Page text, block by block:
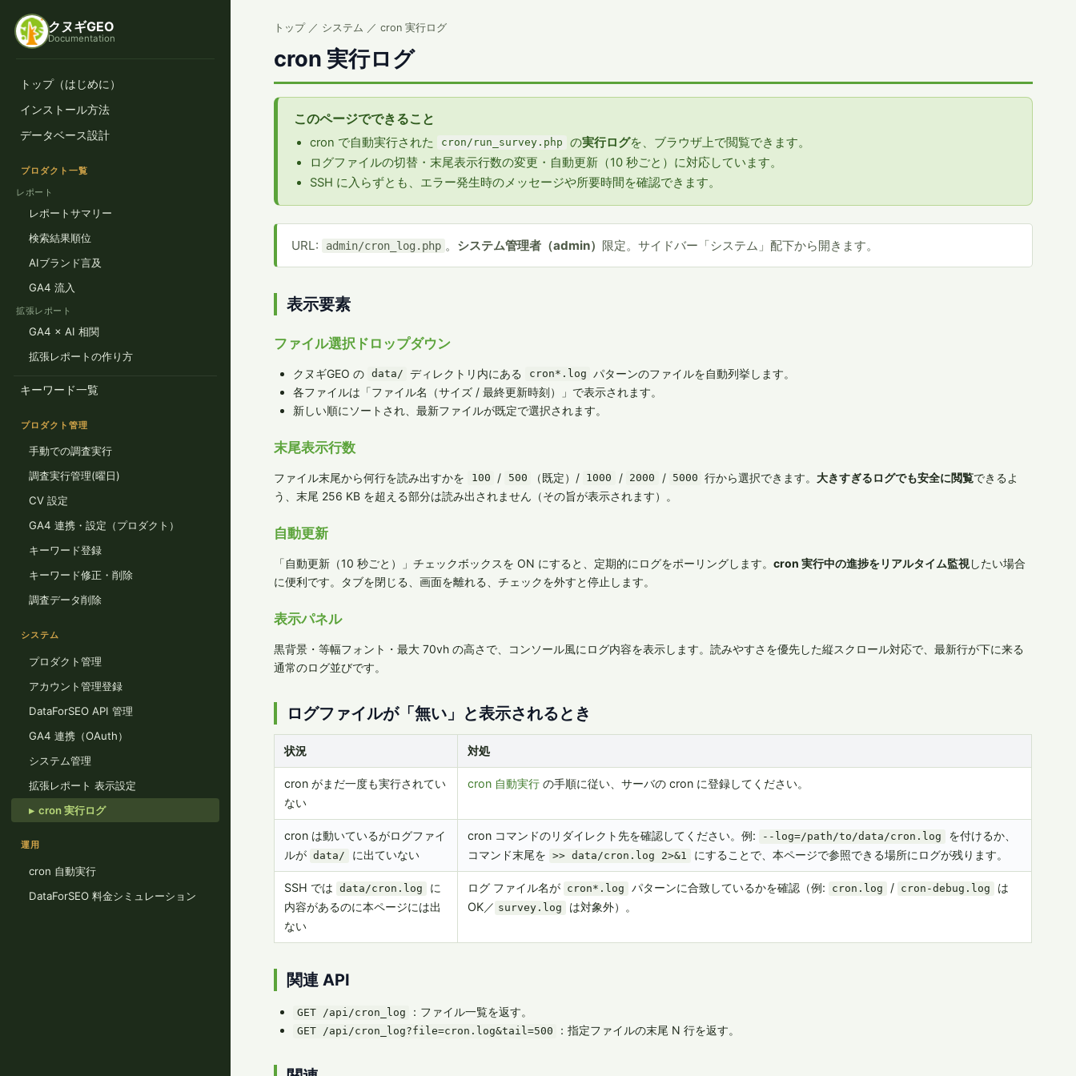
クヌギGEO
Documentation
トップ（はじめに）
インストール方法
データベース設計
プロダクト一覧
レポート
レポートサマリー
検索結果順位
AIブランド言及
GA4 流入
拡張レポート
GA4 × AI 相関
拡張レポートの作り方
キーワード一覧
プロダクト管理
手動での調査実行
調査実行管理(曜日)
CV 設定
GA4 連携・設定（プロダクト）
キーワード登録
キーワード修正・削除
調査データ削除
システム
プロダクト管理
アカウント管理登録
DataForSEO API 管理
GA4 連携（OAuth）
システム管理
拡張レポート 表示設定
cron 実行ログ
運用
cron 自動実行
DataForSEO 料金シミュレーション
トップ／ システム ／ cron 実行ログ
cron 実行ログ
このページでできること
cron で自動実行された cron/run_survey.php の実行ログを、ブラウザ上で閲覧できます。
ログファイルの切替・末尾表示行数の変更・自動更新（10 秒ごと）に対応しています。
SSH に入らずとも、エラー発生時のメッセージや所要時間を確認できます。
URL: admin/cron_log.php 。 システム管理者（admin） 限定。サイドバー「システム」配下から開きます。
表示要素
ファイル選択ドロップダウン
クヌギGEO の data/ ディレクトリ内にある cron*.log パターンのファイルを自動列挙します。
各ファイルは「ファイル名（サイズ / 最終更新時刻）」で表示されます。
新しい順にソートされ、最新ファイルが既定で選択されます。
末尾表示行数
ファイル末尾から何行を読み出すかを 100 / 500 （既定）/ 1000 / 2000 / 5000 行から選択できます。 大きすぎるログでも安全に閲覧できるよ
う、末尾 256 KB を超える部分は読み出されません（その旨が表示されます）。
自動更新
「自動更新（10 秒ごと）」チェックボックスを ON にすると、定期的にログをポーリングします。cron 実行中の進捗をリアルタイム監視したい場合
に便利です。タブを閉じる、画面を離れる、チェックを外すと停止します。
表示パネル
黒背景・等幅フォント・最大 70vh の高さで、コンソール風にログ内容を表示します。読みやすさを優先した縦スクロール対応で、最新行が下に来る
通常のログ並びです。
ログファイルが「無い」と表示されるとき
状況 対処
cron がまだ一度も実行されてい
ない
cron 自動実行の手順に従い、サーバの cron に登録してください。
cron は動いているがログファイ
ルが data/ に出ていない
cron コマンドのリダイレクト先を確認してください。例: --log=/path/to/data/cron.log
を付けるか、
コマンド末尾を
>> data/cron.log 2>&1 にすることで、本ページで参照できる場所にログが残ります。
SSH では data/cron.log
に
内容があるのに本ページには出
ない
ログ ファイル名が cron*.log パターンに合致しているかを確認（例: cron.log / cron-debug.log
は
OK／ survey.log は対象外）。
関連 API
GET /api/cron_log ：ファイル一覧を返す。
GET /api/cron_log?file=cron.log&tail=500 ：指定ファイルの末尾 N 行を返す。